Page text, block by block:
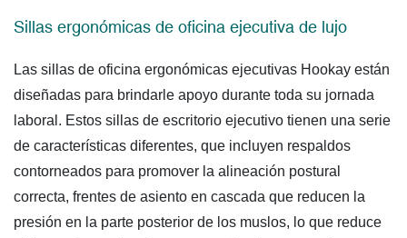
Sillas ergonómicas de oficina ejecutiva de lujo
Las sillas de oficina ergonómicas ejecutivas Hookay están
diseñadas para brindarle apoyo durante toda su jornada
laboral. Estos sillas de escritorio ejecutivo tienen una serie
de características diferentes, que incluyen respaldos
contorneados para promover la alineación postural
correcta, frentes de asiento en cascada que reducen la
presión en la parte posterior de los muslos, lo que reduce